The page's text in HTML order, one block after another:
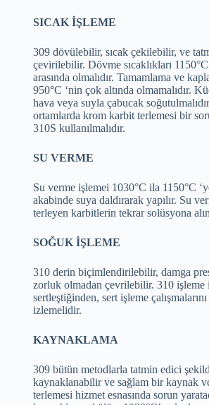
SICAK İŞLEME
309 dövülebilir, sıcak çekilebilir, ve
çevirilebilir. Dövme sıcaklıkları
arasında olmalıdır. Tamamlama ve
950°C ‘nin çok altında olmamalıdır.
hava veya suyla çabucak
ortamlarda krom karbit terlemesi bir
310S kullanılmalıdır.
SU VERME
Su verme işlemei 1030°C ila 1150°C
akabinde suya daldırarak yapılır. Su
terleyen karbitlerin tekrar solüsyona
SOĞUK İŞLEME
310 derin biçimlendirilebilir, damga
zorluk olmadan çevrilebilir. 310 işleme
sertleştiğinden, sert işleme
izlemelidir.
KAYNAKLAMA
309 bütün metodlarla tatmin edici
kaynaklanabilir ve sağlam bir kaynak
terlemesi hizmet esnasında sorun